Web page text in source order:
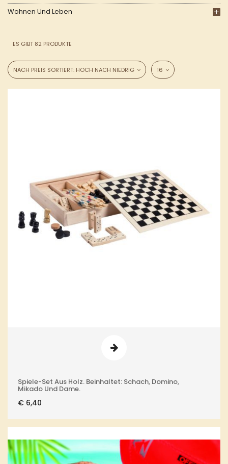
Wohnen Und Leben
ES GIBT 82 PRODUKTE
NACH PREIS SORTIERT: HOCH NACH NIEDRIG 16
Spiele-Set Aus Holz. Beinhaltet: Schach, Domino,
Mikado Und Dame.
€ 6,40